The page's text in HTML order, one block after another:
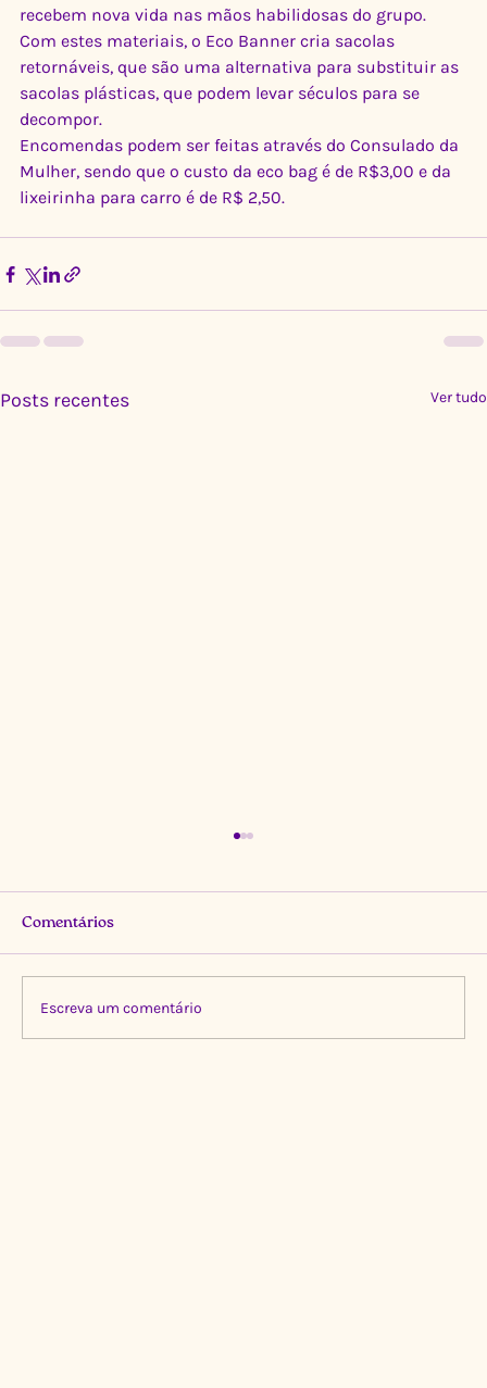
recebem nova vida nas mãos habilidosas do grupo.
Com estes materiais, o Eco Banner cria sacolas
retornáveis, que são uma alternativa para substituir as
sacolas plásticas, que podem levar séculos para se
decompor.
Encomendas podem ser feitas através do Consulado da
Mulher, sendo que o custo da eco bag é de R$3,00 e da
lixeirinha para carro é de R$ 2,50.
Posts recentes Ver tudo
Comentários
Escreva um comentário